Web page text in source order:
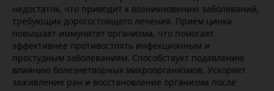
недостаток, что приводит к возникновению заболеваний,
требующих дорогостоящего лечения. Приём цинка
повышает иммунитет организма, что помогает
эффективнее противостоять инфекционным и
простудным заболеваниям. Способствует подавлению
влиянию болезнетворных микроорганизмов. Ускоряет
заживление ран и восстановление организма после